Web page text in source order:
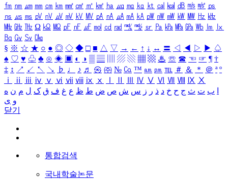
㎙ ㎚ ㎛ ㎜ ㎝ ㎞ ㎟ ㎠ ㎡ ㎢ ㏊ ㎍ ㎎ ㎏ ㏏ ㎈ ㎉ ㏈ ㎧ ㎨ ㎰
㎱ ㎲ ㎳ ㎴ ㎵ ㎶ ㎷ ㎸ ㎹ ㎀ ㎁ ㎂ ㎃ ㎄ ㎺ ㎻ ㎽ ㎾ ㎿ ㎐ ㎑
㎒ ㎓ ㎔ Ω ㏀ ㏁ ㎊ ㎋ ㎌ ㏖ ㏅ ㎭ ㎮ ㎯ ㏛ ㎩ ㎪ ㎫ ㎬ ㏝ ㏐
㏓
㏃ ㏉ ㏜ ㏆
§ ※ ☆ ★ ○ ● ◎ ◇ ◆ □ ■ △ ▽ → ← ↑ ↓ ↔ 〓 ◁ ◀ ▷ ▶ ♤
♠ ♡ ♥ ♧ ♣ ⊙ ◈ ▣ ◐ ◑ ▒ ▤ ▨ ▧ ▦ ▩ ♨ ☏ ☎ ☜ ☞ ¶ †
‡ ↕ ↗ ↙ ↖ ↘ ♭ ♩ ♪ ♬ ㉿ ㈜ № ㏇ ™ ㏂ ㏘ ℡ ＃ ＆ ＊ ＠ ª º
ⅰ
ⅱ ⅲ ⅳ ⅴ ⅵ ⅶ ⅷ ⅸ ⅹ Ⅳ Ⅴ Ⅵ Ⅶ Ⅷ Ⅸ Ⅹ
ب ت ث ج ح خ د ذ ر ز س ش ص ض ط ظ ع غ ف ق ک ل م ن ه
و ی
닫기
통합검색
국내학술논문